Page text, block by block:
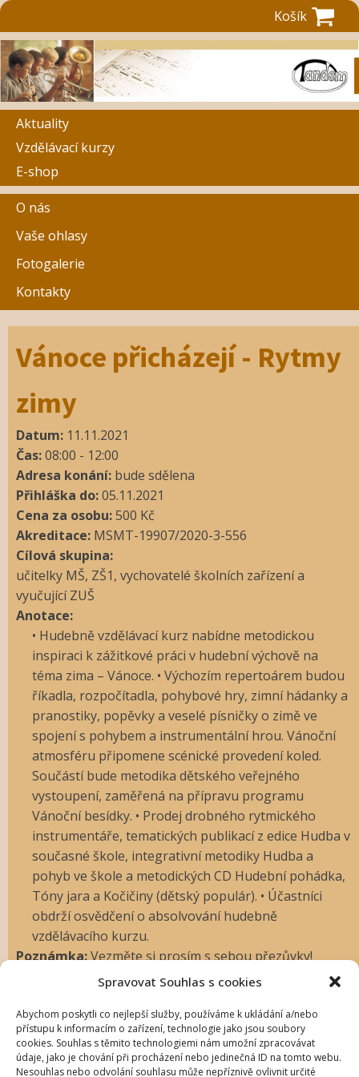
Spravovat Souhlas s cookies
Abychom poskytli co nejlepší služby, používáme k ukládání a/nebo
přístupu k informacím o zařízení, technologie jako jsou soubory
cookies. Souhlas s těmito technologiemi nám umožní zpracovávat
údaje, jako je chování při procházení nebo jedinečná ID na tomto webu.
Nesouhlas nebo odvolání souhlasu může nepříznivě ovlivnit určité
Košík
Aktuality
Vzdělávací kurzy
E-shop
O nás
Vaše ohlasy
Fotogalerie
Kontakty
Vánoce přicházejí - Rytmy
zimy
Datum: 11.11.2021
Čas:08:00 - 12:00
Adresa konání: bude sdělena
Přihláška do:05.11.2021
Cena za osobu:500 Kč
Akreditace: MSMT-19907/2020-3-556
Cílová skupina:
učitelky MŠ, ZŠ1, vychovatelé školních zařízení a
vyučující ZUŠ
Anotace:
• Hudebně vzdělávací kurz nabídne metodickou
inspiraci k zážitkové práci v hudební výchově na
téma zima – Vánoce. • Výchozím repertoárem budou
říkadla, rozpočítadla, pohybové hry, zimní hádanky a
pranostiky, popěvky a veselé písničky o zimě ve
spojení s pohybem a instrumentální hrou. Vánoční
atmosféru připomene scénické provedení koled.
Součástí bude metodika dětského veřejného
vystoupení, zaměřená na přípravu programu
Vánoční besídky. • Prodej drobného rytmického
instrumentáře, tematických publikací z edice Hudba v
současné škole, integrativní metodiky Hudba a
pohyb ve škole a metodických CD Hudební pohádka,
Tóny jara a Kočičiny (dětský populár). • Účastníci
obdrží osvědčení o absolvování hudebně
vzdělávacího kurzu.
Poznámka:Vezměte si prosím s sebou přezůvky!
Přihlášování bude
umožněno až od